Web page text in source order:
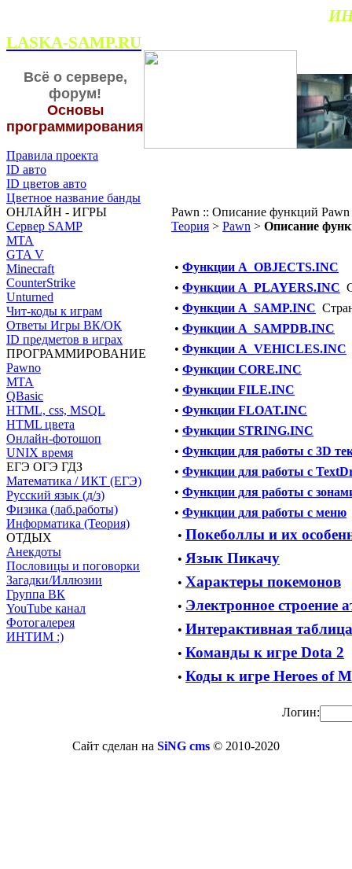
LASKA-SAMP.RU
Всё о сервере,
форум!
Основы
программирования
Правила проекта
ID авто
ID цветов авто
Цветное название банды
ОНЛАЙН - ИГРЫ
Сервер SAMP
МТА
GTA V
Minecraft
CounterStrike
Unturned
Чит-коды к играм
Ответы Игры ВК/ОК
ID предметов в играх
ПРОГРАММИРОВАНИЕ
Pawnо
МТА
QBasic
HTML, css, MSQL
HTML цвета
Онлайн-фотошоп
UNIX время
ЕГЭ ОГЭ ГДЗ
Математика / ИКТ (ЕГЭ)
Русский язык (д/з)
Физика (лаб.работы)
Информатика (Теория)
ОТДЫХ
Анекдоты
Пословицы и поговорки
Загадки/Иллюзии
Группа ВК
YouTube канал
Фотогалерея
ИНТИМ :)
Pawn :: Описание функций Pawn
Теория > Pawn > Описание
• Функции A_OBJECTS.INC
• Функции A_PLAYERS.INC
• Функции A_SAMP.INC
• Функции A_SAMPDB.INC
• Функции A_VEHICLES.INC
• Функции CORE.INC
• Функции FILE.INC
• Функции FLOAT.INC
• Функции STRING.INC
• Функции для работы с 3D
• Функции для работы с
• Функции для работы с
• Функции для работы с меню
• Покеболлы и их
• Язык Пикачу
• Характеры покемонов
• Электронное строение
• Интерактивная
• Команды к игре Dota 2
• Коды к игре Heroes of
Логин:
Сайт сделан на SiNG cms © 2010-2020